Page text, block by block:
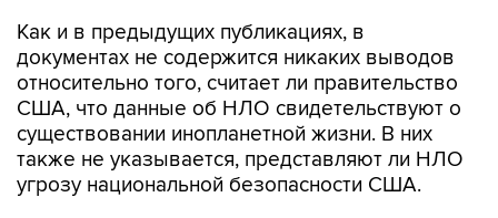
Как и в предыдущих публикациях, в
документах не содержится никаких выводов
относительно того, считает ли правительство
США, что данные об НЛО свидетельствуют о
существовании инопланетной жизни. В них
также не указывается, представляют ли НЛО
угрозу национальной безопасности США.